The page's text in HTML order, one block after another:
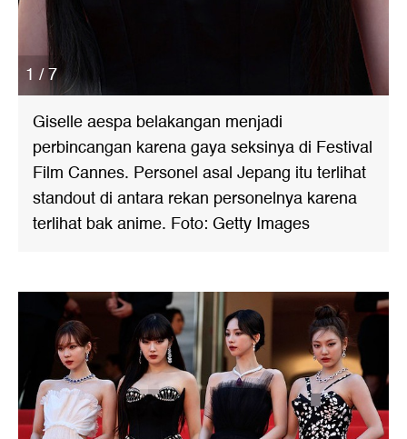
1 / 7
Giselle aespa belakangan menjadi
perbincangan karena gaya seksinya di Festival
Film Cannes. Personel asal Jepang itu terlihat
standout di antara rekan personelnya karena
terlihat bak anime. Foto: Getty Images